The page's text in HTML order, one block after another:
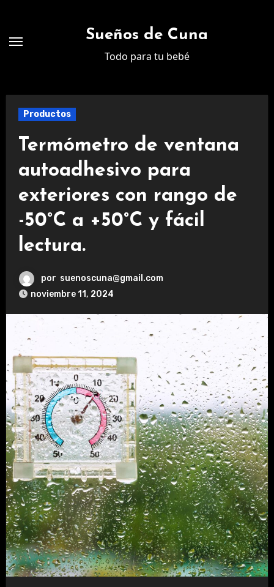
contenido
Sueños de Cuna
Todo para tu bebé
Productos
Termómetro de ventana
autoadhesivo para
exteriores con rango de
-50°C a +50°C y fácil
lectura.
por suenoscuna@gmail.com
noviembre 11, 2024